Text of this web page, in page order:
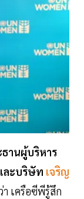
านผู้บริหาร
ละบริษัท เจริญ
า เครือซีพีรู้สึก